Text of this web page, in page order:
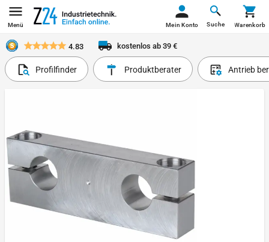
Menü Suche
Mein Konto Warenkorb
4.83 kostenlos ab 39 €
Profilfinder Produktberater Antrieb